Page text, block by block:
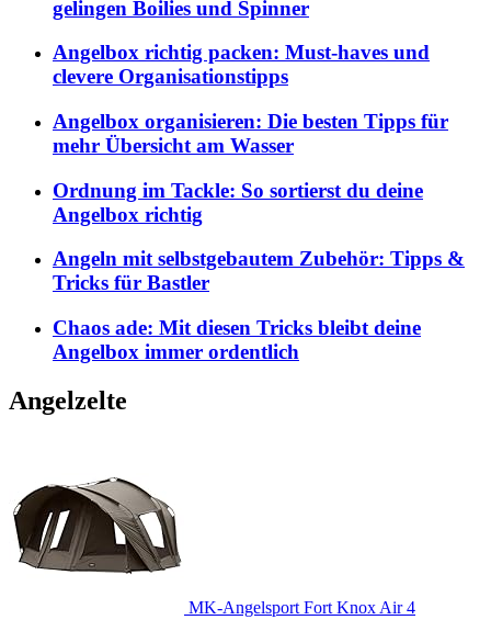
gelingen Boilies und Spinner
Angelbox richtig packen: Must-haves und
clevere Organisationstipps
Angelbox organisieren: Die besten Tipps für
mehr Übersicht am Wasser
Ordnung im Tackle: So sortierst du deine
Angelbox richtig
Angeln mit selbstgebautem Zubehör: Tipps &
Tricks für Bastler
Chaos ade: Mit diesen Tricks bleibt deine
Angelbox immer ordentlich
Angelzelte
MK-Angelsport Fort Knox Air 4